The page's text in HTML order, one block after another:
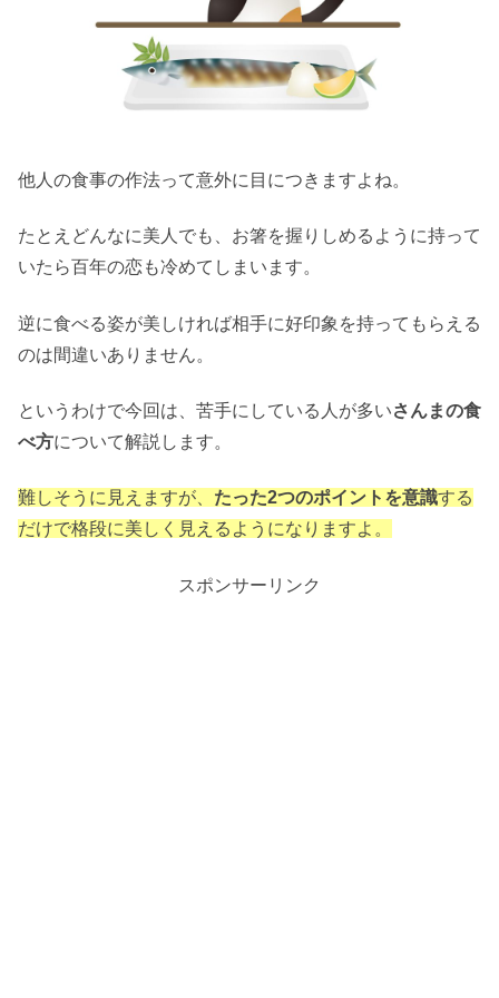
他人の食事の作法って意外に目につきますよね。
たとえどんなに美人でも、お箸を握りしめるように持って
いたら百年の恋も冷めてしまいます。
逆に食べる姿が美しければ相手に好印象を持ってもらえる
のは間違いありません。
というわけで今回は、苦手にしている人が多いさんまの食
べ方について解説します。
難しそうに見えますが、 たった2つのポイントを意識する
だけで格段に美しく見えるようになりますよ。
スポンサーリンク